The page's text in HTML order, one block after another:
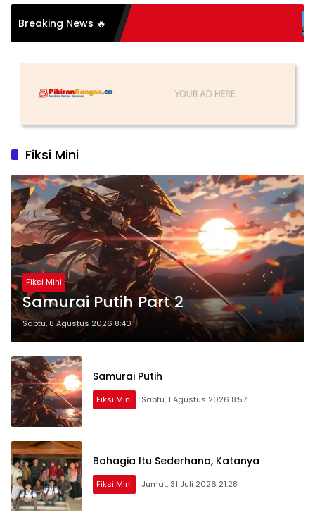
Breaking News 🔥 Sang
Fiksi Mini
Fiksi Mini
Samurai Putih Part 2
Sabtu, 8 Agustus 2026 8:40
Samurai Putih
Fiksi Mini Sabtu, 1 Agustus 2026 8:57
Bahagia Itu Sederhana, Katanya
Fiksi Mini Jumat, 31 Juli 2026 21:28